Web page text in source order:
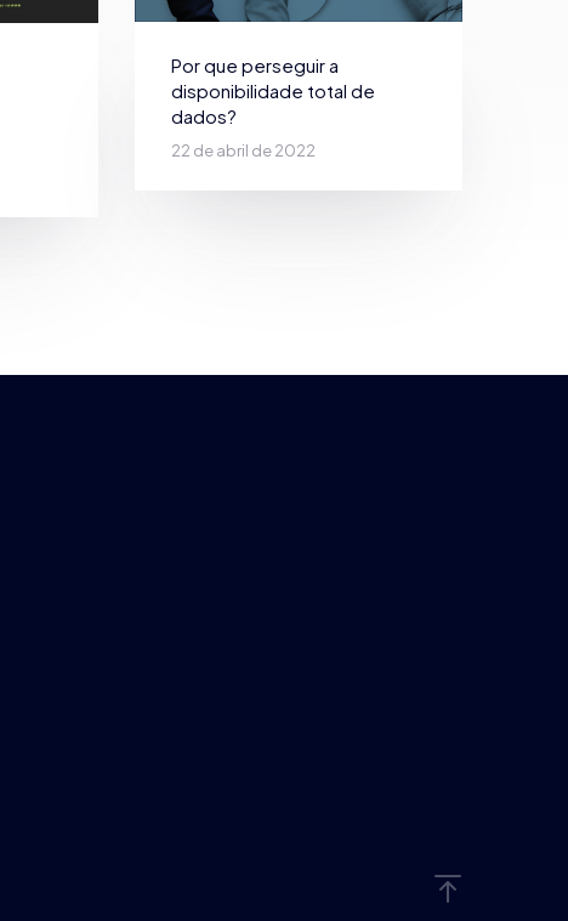
Por que perseguir a
disponibilidade total de
dados?
22 de abril de 2022